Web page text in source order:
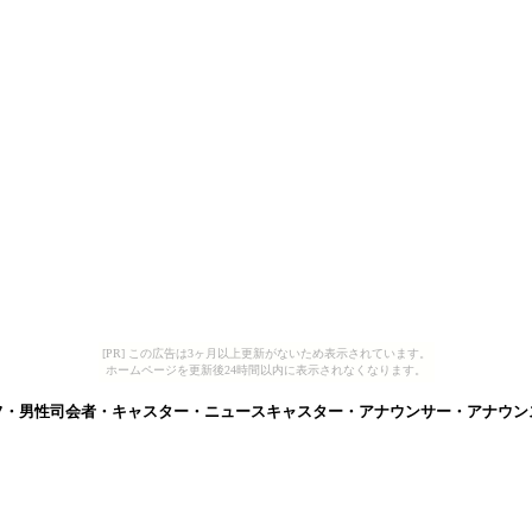
[PR] この広告は3ヶ月以上更新がないため表示されています。
ホームページを更新後24時間以内に表示されなくなります。
男性司会者・キャスター・ニュースキャスター・アナウンサー・アナウ